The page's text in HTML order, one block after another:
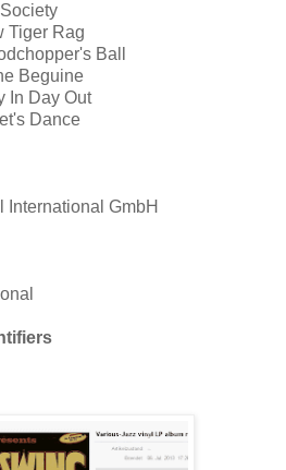
Tiger Rag
Ball
Beguine
In Day Out
Dance
International GmbH